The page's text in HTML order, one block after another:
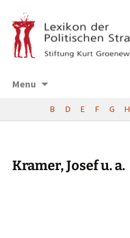
Menu
content
B D E F G H
Kramer, Josef u. a.